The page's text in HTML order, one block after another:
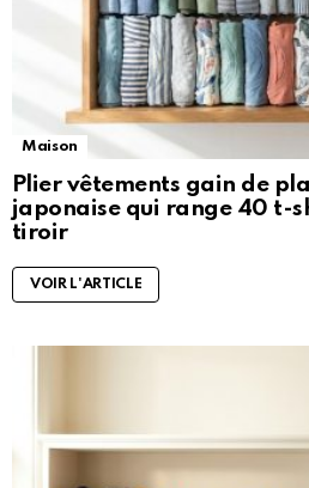
Maison
Plier vêtements gain de
japonaise qui range 40 t-
tiroir
VOIR L'ARTICLE